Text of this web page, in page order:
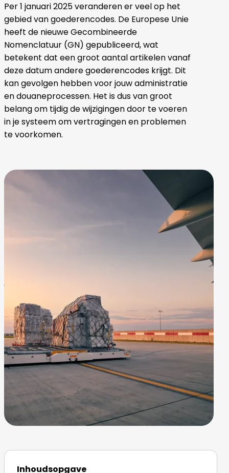
Per 1 januari 2025 veranderen er veel op het
gebied van goederencodes. De Europese Unie
heeft de nieuwe Gecombineerde
Nomenclatuur (GN) gepubliceerd, wat
betekent dat een groot aantal artikelen vanaf
deze datum andere goederencodes krijgt. Dit
kan gevolgen hebben voor jouw administratie
en douaneprocessen. Het is dus van groot
belang om tijdig de wijzigingen door te voeren
in je systeem om vertragingen en problemen
te voorkomen.
Inhoudsopgave